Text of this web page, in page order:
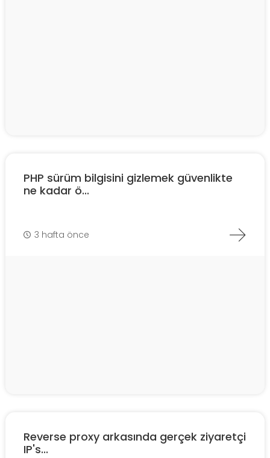
PHP sürüm bilgisini gizlemek güvenlikte
ne kadar ö...
3 hafta önce
Reverse proxy arkasında gerçek ziyaretçi
IP's...